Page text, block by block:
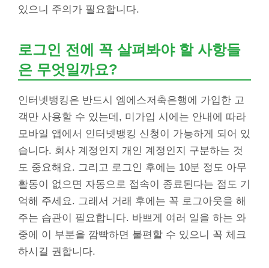
있으니 주의가 필요합니다.
로그인 전에 꼭 살펴봐야 할 사항들
은 무엇일까요?
인터넷뱅킹은 반드시 엠에스저축은행에 가입한 고
객만 사용할 수 있는데, 미가입 시에는 안내에 따라
모바일 앱에서 인터넷뱅킹 신청이 가능하게 되어 있
습니다. 회사 계정인지 개인 계정인지 구분하는 것
도 중요해요. 그리고 로그인 후에는 10분 정도 아무
활동이 없으면 자동으로 접속이 종료된다는 점도 기
억해 주세요. 그래서 거래 후에는 꼭 로그아웃을 해
주는 습관이 필요합니다. 바쁘게 여러 일을 하는 와
중에 이 부분을 깜빡하면 불편할 수 있으니 꼭 체크
하시길 권합니다.